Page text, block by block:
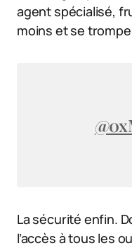
agent spécialisé,
moins et se
La sécurité enfin.
l’accès à tous les